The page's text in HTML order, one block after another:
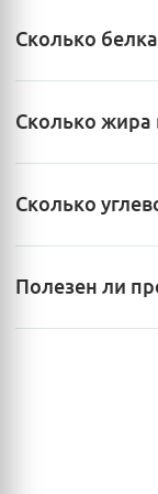
Сколько
Сколько жира
Сколько
Полезен ли